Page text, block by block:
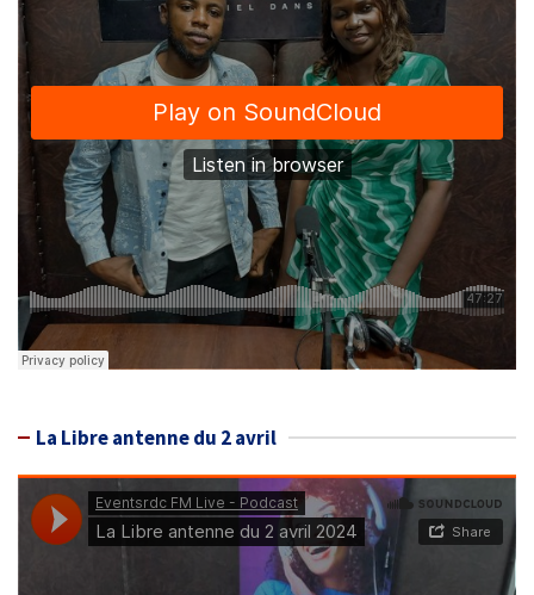
La Libre antenne du 2 avril